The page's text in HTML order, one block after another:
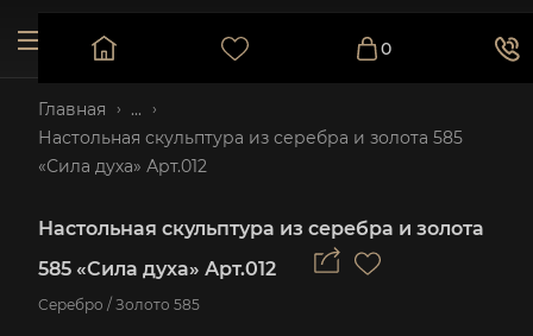
0
Главная
...
Настольная скульптура из серебра и золота 585
«Сила духа» Арт.012
Настольная скульптура из серебра и золота
585 «Сила духа» Арт.012
Серебро / Золото 585